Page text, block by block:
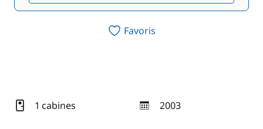
Favoris
1 cabines 2003
année